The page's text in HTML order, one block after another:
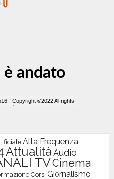
Alta Frequenza
AttualitàAudio
TVCinema
Corsi Giornalismo